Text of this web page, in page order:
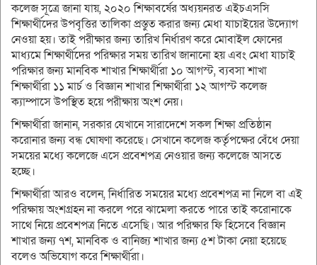
কলেজ সূত্রে জানা যায়, ২০২০ শিক্ষাবর্ষের অধ্যয়নরত এইচএসসি
শিক্ষার্থীদের উপবৃত্তির তালিকা প্রস্তুত করার জন্য মেধা যাচাইয়ের উদ্যোগ
নেওয়া হয়। তাই পরীক্ষার জন্য তারিখ নির্ধারণ করে মোবাইল ফোনের
মাধ্যমে শিক্ষার্থীদের পরিক্ষার সময় তারিখ জানানো হয় এবং মেধা যাচাই
পরিক্ষার জন্য মানবিক শাখার শিক্ষার্থীরা ১০ আগস্ট, ব্যবসা শাখা
শিক্ষার্থীরা ১১ মার্চ ও বিজ্ঞান শাখার শিক্ষার্থীরা ১২ আগস্ট কলেজ
ক্যাম্পাসে উপস্থিত হয়ে পরীক্ষায় অংশ নেয়।
শিক্ষার্থীরা জানান, সরকার যেখানে সারাদেশে সকল শিক্ষা প্রতিষ্ঠান
করোনার জন্য বন্ধ ঘোষণা করেছে। সেখানে কলেজ কর্তৃপক্ষের বেঁধে দেয়া
সময়ের মধ্যে কলেজে এসে প্রবেশপত্র নেওয়ার জন্য কলেজে আসতে
হচ্ছে।
শিক্ষার্থীরা আরও বলেন, নির্ধারিত সময়ের মধ্যে প্রবেশপত্র না নিলে বা এই
পরিক্ষায় অংশগ্রহন না করলে পরে ঝামেলা করতে পারে তাই করোনাকে
সাথে নিয়ে প্রবেশপত্র নিতে এসেছি। আর পরিক্ষার ফি হিসেবে বিজ্ঞান
শাখার জন্য ৭শ, মানবিক ও বানিজ্য শাখার জন্য ৫শ টাকা নেয়া হয়েছে
বলেও অভিযোগ করে শিক্ষার্থীরা।